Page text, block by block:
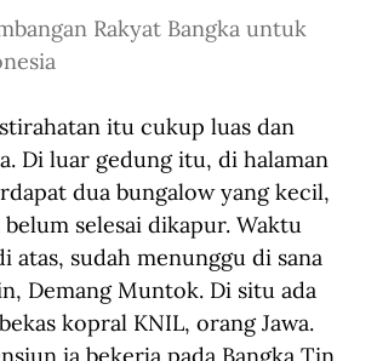
Rakyat Bangka untuk
itu cukup luas dan
Di luar gedung itu, di halaman
dua bungalow yang kecil,
selesai dikapur. Waktu
atas, sudah menunggu di sana
Demang Muntok. Di situ ada
kopral KNIL, orang Jawa.